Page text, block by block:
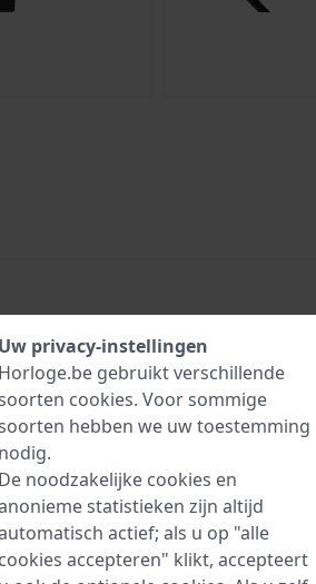
met een diameter van 43 mm en
Uw privacy-instellingen
Horloge.be gebruikt verschillende
cookies. Voor sommige
hebben we uw toestemming
nodig.
De noodzakelijke cookies en
statistieken zijn altijd
actief; als u op "alle
cookies accepteren" klikt, accepteert